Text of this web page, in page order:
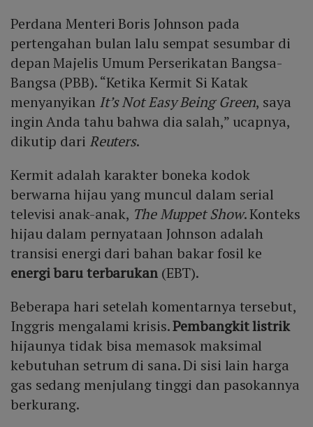
Perdana Menteri Boris Johnson pada
pertengahan bulan lalu sempat sesumbar di
depan Majelis Umum Perserikatan Bangsa-
Bangsa (PBB). “Ketika Kermit Si Katak
menyanyikan It’s Not Easy Being Green, saya
ingin Anda tahu bahwa dia salah,” ucapnya,
dikutip dari Reuters.
Kermit adalah karakter boneka kodok
berwarna hijau yang muncul dalam serial
televisi anak-anak, The Muppet Show. Konteks
hijau dalam pernyataan Johnson adalah
transisi energi dari bahan bakar fosil ke
energi baru terbarukan(EBT).
Beberapa hari setelah komentarnya tersebut,
Inggris mengalami krisis.Pembangkit listrik
hijaunya tidak bisa memasok maksimal
kebutuhan setrum di sana. Di sisi lain harga
gas sedang menjulang tinggi dan pasokannya
berkurang.